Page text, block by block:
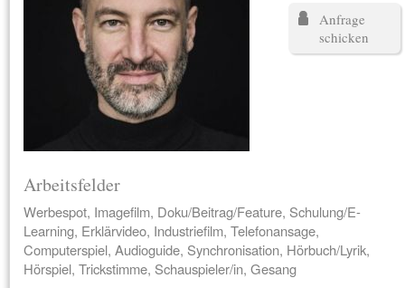
Anfrage
schicken
Arbeitsfelder
Werbespot, Imagefilm, Doku/Beitrag/Feature, Schulung/E-
Learning, Erklärvideo, Industriefilm, Telefonansage,
Computerspiel, Audioguide, Synchronisation, Hörbuch/Lyrik,
Hörspiel, Trickstimme, Schauspieler/in, Gesang